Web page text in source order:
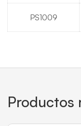
PS1009
Productos